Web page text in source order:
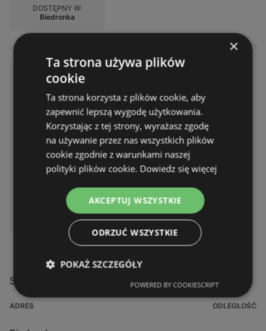
DOSTĘPNY W:
Biedronka
Atrakcyjne oferty specjalne dl
Gazetka – 2 strony
Gazetka ważna do: 08.08.2026
Odległość: 0,23 km
DOSTĘPNY W:
Sklepy Biedronka w pobliżu
ADRES ODLEGŁOŚĆ
×
Ta strona używa plików
cookie
Ta strona korzysta z plików cookie, aby
zapewnić lepszą wygodę użytkowania.
Korzystając z tej strony, wyrażasz zgodę
na używanie przez nas wszystkich plików
cookie zgodnie z warunkami naszej
polityki plików cookie. Dowiedz się więcej
AKCEPTUJ WSZYSTKIE
ODRZUĆ WSZYSTKIE
POKAŻ SZCZEGÓŁY
POWERED BY COOKIESCRIPT